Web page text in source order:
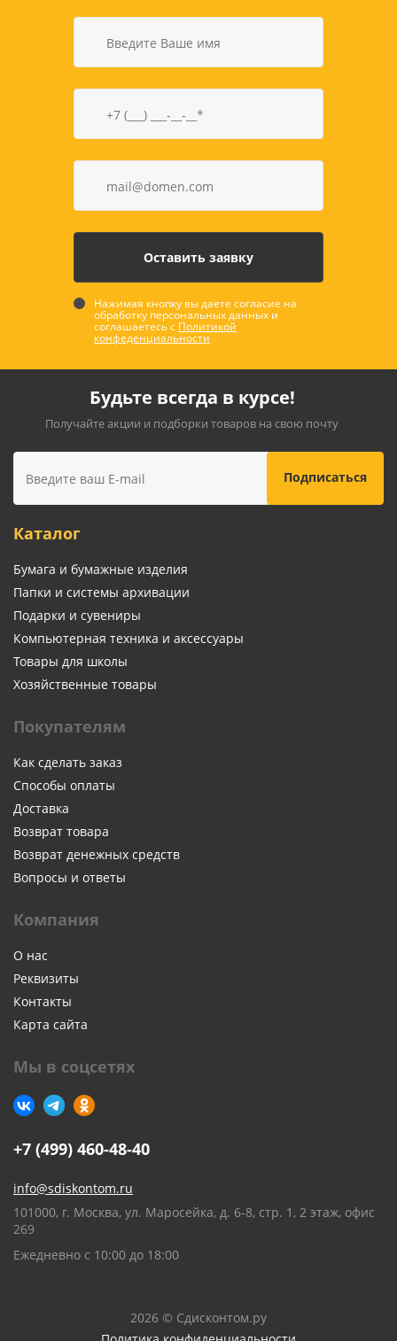
Нажимая кнопку вы даете согласие на
обработку персональных данных и
соглашаетесь с Политикой
конфеденциальности
Будьте всегда в курсе!
Получайте акции и подборки товаров на свою почту
Каталог
Бумага и бумажные изделия
Папки и системы архивации
Подарки и сувениры
Компьютерная техника и аксессуары
Товары для школы
Хозяйственные товары
Покупателям
Как сделать заказ
Способы оплаты
Доставка
Возврат товара
Возврат денежных средств
Вопросы и ответы
Компания
О нас
Реквизиты
Контакты
Карта сайта
Мы в соцсетях
+7 (499) 460-48-40
info@sdiskontom.ru
101000, г. Москва, ул. Маросейка, д. 6-8, стр. 1, 2 этаж, офис
269
Ежедневно с 10:00 до 18:00
2026 © Сдисконтом.ру